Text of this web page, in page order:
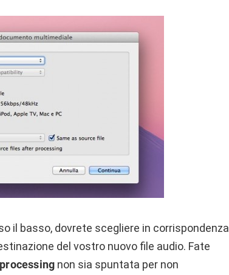
il basso, dovrete scegliere in corrispondenza
del vostro nuovo file audio. Fate
non sia spuntata per non